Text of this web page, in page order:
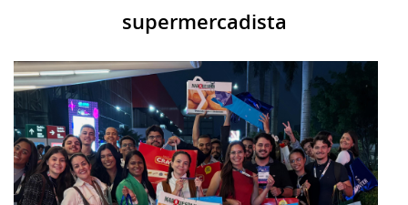
supermercadista